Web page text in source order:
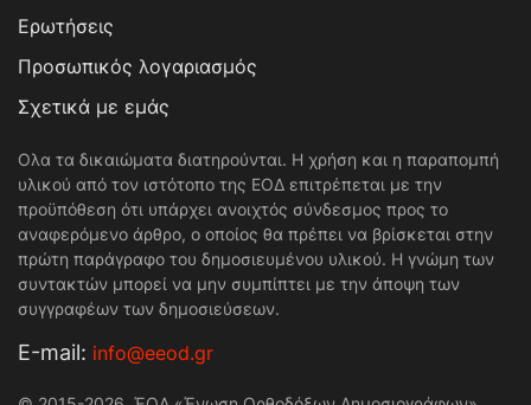
Ερωτήσεις
Προσωπικός λογαριασμός
Σχετικά με εμάς
Ολα τα δικαιώματα διατηρούνται. Η χρήση και η παραπομπή
υλικού από τον ιστότοπο της ΕΟΔ επιτρέπεται με την
προϋπόθεση ότι υπάρχει ανοιχτός σύνδεσμος προς το
αναφερόμενο άρθρο, ο οποίος θα πρέπει να βρίσκεται στην
πρώτη παράγραφο του δημοσιευμένου υλικού. Η γνώμη των
συντακτών μπορεί να μην συμπίπτει με την άποψη των
συγγραφέων των δημοσιεύσεων.
Е-mail: info@eeod.gr